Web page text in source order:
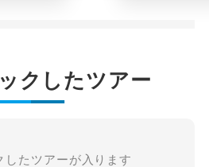
クしたツアー
したツアーが入ります